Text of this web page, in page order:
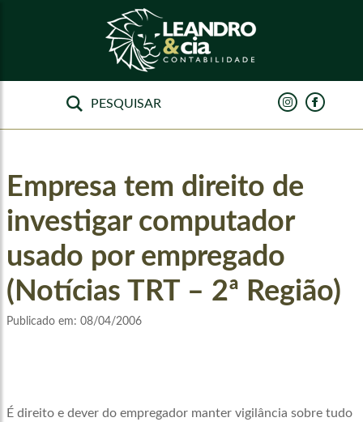
Empresa tem direito de
investigar computador
usado por empregado
(Notícias TRT – 2ª Região)
Publicado em: 08/04/2006
É direito e dever do empregador manter vigilância sobre tudo